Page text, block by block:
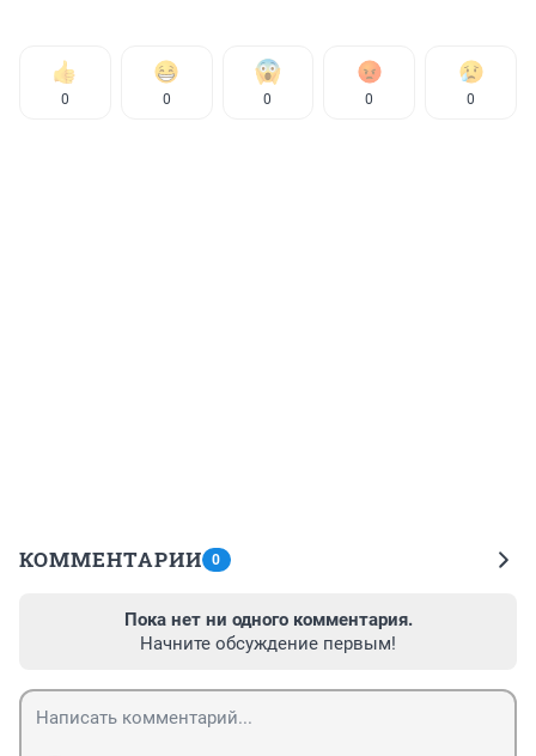
0 0 0 0 0
КОММЕНТАРИИ 0
Пока нет ни одного комментария.
Начните обсуждение первым!